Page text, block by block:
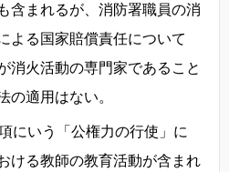
含まれるが、消防署職員の消
よる国家賠償責任について
消火活動の専門家であること
の適用はない。
にいう「公権力の行使」に
ける教師の教育活動が含まれ